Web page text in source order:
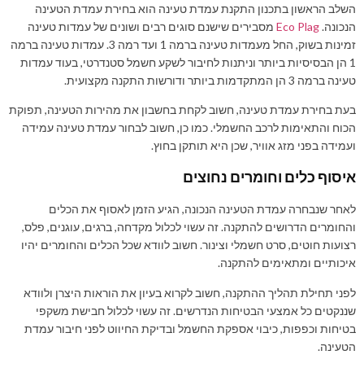
השלב הראשון בתכנון התקנת עמדת טעינה הוא בחירת עמדת הטעינה
הנכונה.Eco Plag מסבירים שישנם סוגים רבים ושונים של עמדות טעינה
זמינות בשוק, החל מעמדות טעינה ברמה 1 ועד רמה 3. עמדות טעינה ברמה
1 הן הבסיסיות ביותר וניתנות לחיבור לשקע חשמל סטנדרטי, בעוד עמדות
טעינה ברמה 3 הן המתקדמות ביותר ודורשות התקנה מקצועית.
בעת בחירת עמדת טעינה, חשוב לקחת בחשבון את מהירות הטעינה, תפוקת
הכוח והתאימות לרכב החשמלי. כמו כן, חשוב לבחור עמדת טעינה עמידה
ועמידה בפני מזג אוויר, שכן היא תותקן בחוץ.
איסוף כלים וחומרים נחוצים
לאחר שנבחרה עמדת הטעינה הנכונה, הגיע הזמן לאסוף את הכלים
והחומרים הדרושים להתקנה. זה עשוי לכלול מקדחה, ברגים, עוגנים, פלס,
רצועות חוטים, סרט חשמלי וצינור. חשוב לוודא שכל הכלים והחומרים יהיו
איכותיים ומתאימים להתקנה.
לפני תחילת תהליך ההתקנה, חשוב לקרוא בעיון את הוראות היצרן ולוודא
שננקטים כל אמצעי הבטיחות הנדרשים. זה עשוי לכלול חבישת משקפי
בטיחות וכפפות, כיבוי אספקת החשמל ובדיקת החיווט לפני חיבור עמדת
הטעינה.